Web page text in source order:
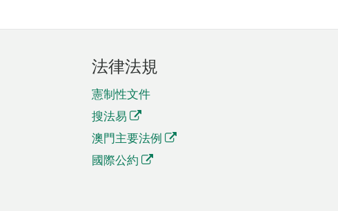
法律法規
憲制性文件
搜法易
澳門主要法例
國際公約